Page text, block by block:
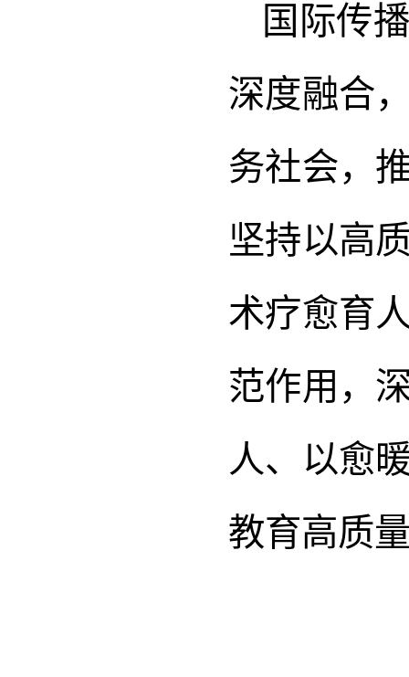
国际传
深度融合
务社会，
坚持以高
术疗愈育
范作用，
人、以愈
教育高质